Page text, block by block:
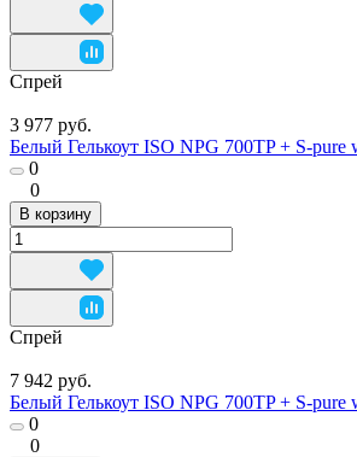
Спрей
3 977 руб.
Белый Гелькоут ISO NPG 700TP + S-pure
0
0
В корзину
Спрей
7 942 руб.
Белый Гелькоут ISO NPG 700TP + S-pure
0
0